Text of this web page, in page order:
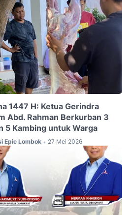
1447 H: Ketua Gerindra
Abd. Rahman Berkurban 3
5 Kambing untuk Warga
Epic Lombok • 27 Mei 2026